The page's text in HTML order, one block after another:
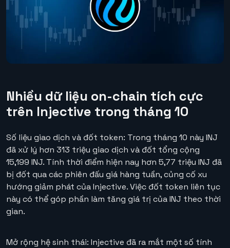
Nhiều dữ liệu on-chain tích cực
trên Injective trong tháng 10
Số liệu giao dịch và đốt token: Trong tháng 10 này INJ
đã xử lý hơn 313 triệu giao dịch và đốt tổng cộng
15,199 INJ. Tính thời điểm hiện nay hơn 5,77 triệu INJ đã
bị đốt qua các phiên đấu giá hàng tuần, củng cố xu
hướng giảm phát của Injective. Việc đốt token liên tục
này có thể góp phần làm tăng giá trị của INJ theo thời
gian.
Mở rộng hệ sinh thái: Injective đã ra mắt một số tính